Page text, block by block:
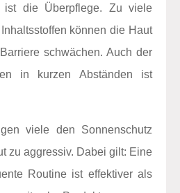
ist die Überpflege. Zu viele
können die Haut
schwächen. Auch der
in kurzen Abständen ist
viele den Sonnenschutz
zu aggressiv. Dabei gilt: Eine
Routine ist effektiver als